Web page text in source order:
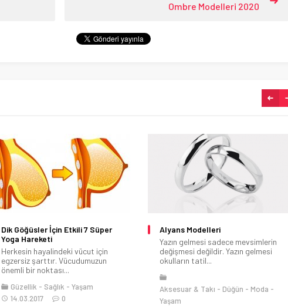
Ombre Modelleri 2020
Dik Göğüsler İçin Etkili 7 Süper
Yoga Hareketi
Herkesin hayalindeki vücut için
egzersiz şarttır. Vücudumuzun
önemli bir noktası...
Güzellik Sağlık
Yaşam
14.03.2017
0
Alyans Modelleri
Yazın gelmesi sadece mevsimlerin
değişmesi değildir. Yazın gelmesi
okulların tatil...
Aksesuar & Takı Düğün
Moda
Yaşam